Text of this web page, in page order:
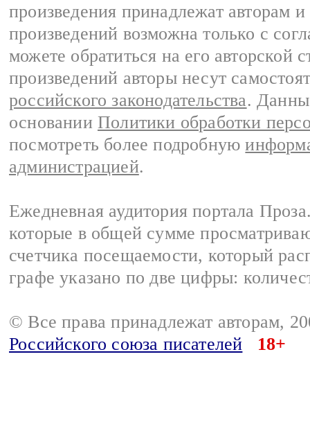
произведения принадлежат авторам
произведений возможна только с
можете обратиться на его авторской
произведений авторы несут
российского законодательства.
основании Политики обработки
посмотреть более подробную
администрацией.
Ежедневная аудитория портала
которые в общей сумме
счетчика посещаемости, который
графе указано по две цифры:
© Все права принадлежат авторам,
Российского союза писателей
18+